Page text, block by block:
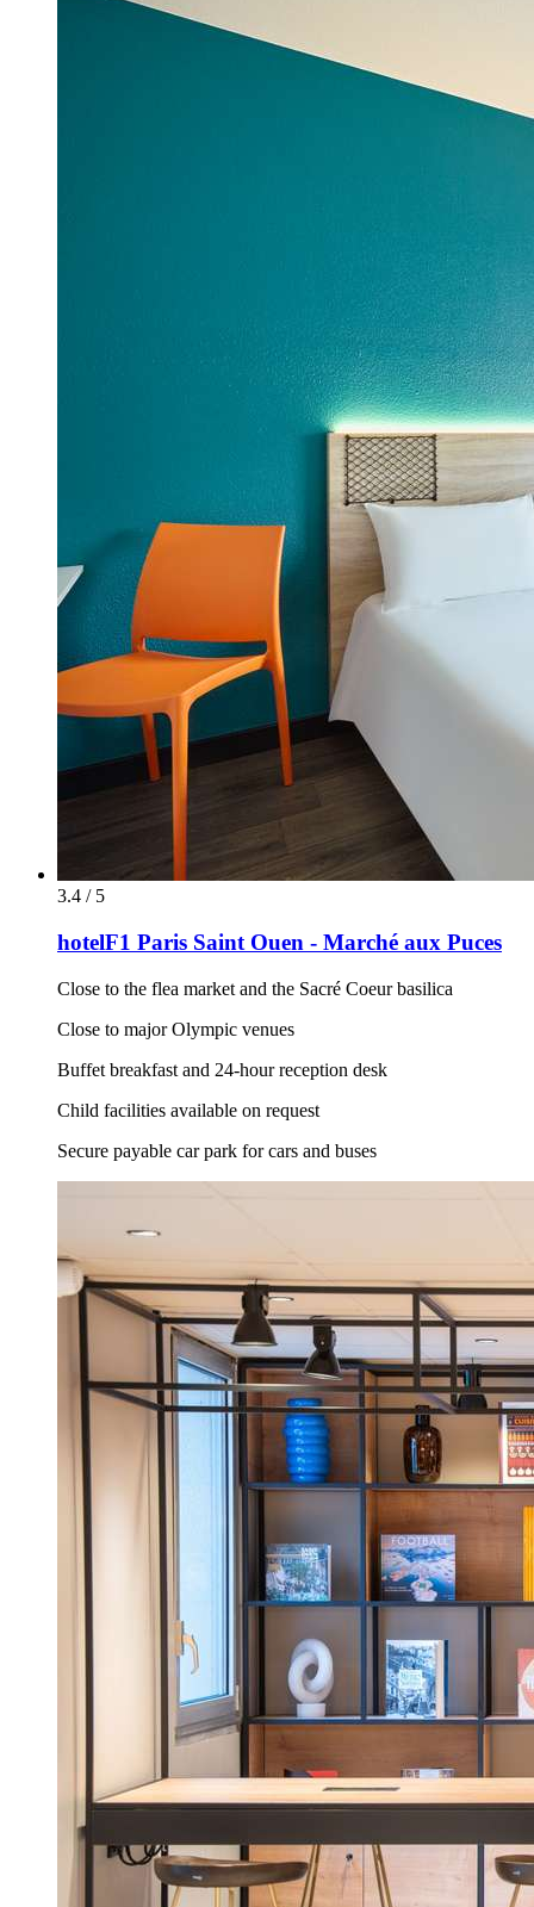
3.4 / 5
hotelF1 Paris Saint Ouen - Marché aux Puces
Close to the flea market and the Sacré Coeur basilica
Close to major Olympic venues
Buffet breakfast and 24-hour reception desk
Child facilities available on request
Secure payable car park for cars and buses